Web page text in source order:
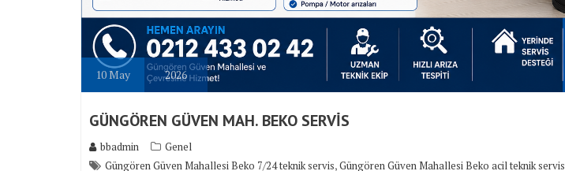
10May 2026
GÜNGÖREN GÜVEN MAH. BEKO SERVİS
bbadmin
Genel
Güngören Güven Mahallesi Beko 7/24 teknik servis,Güngören Güven Mahallesi Beko acil teknik servis